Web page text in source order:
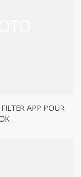
APP POUR